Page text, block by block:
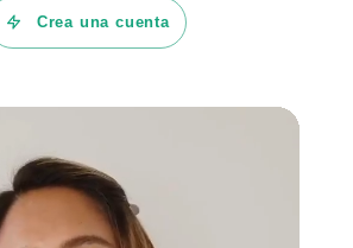
ayuda a manejar
consultas en
navidad?